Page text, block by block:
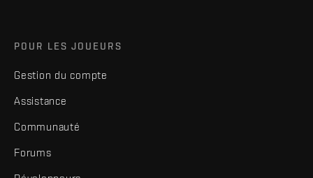
POUR LES JOUEURS
Gestion du compte
Assistance
Communauté
Forums